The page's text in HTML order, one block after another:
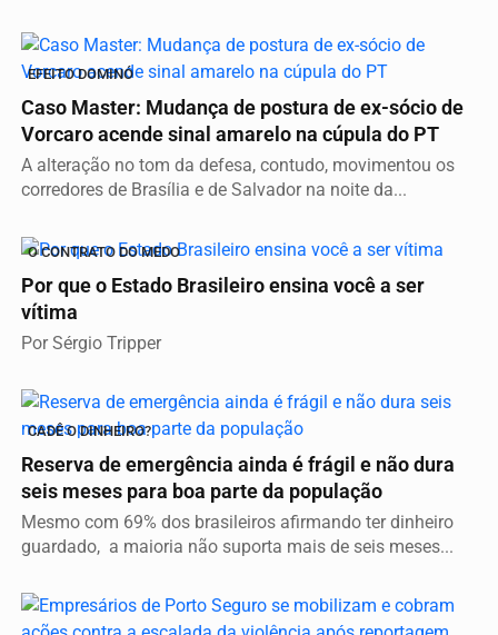
EFEITO DOMINÓ
Caso Master: Mudança de postura de ex-sócio de
Vorcaro acende sinal amarelo na cúpula do PT
A alteração no tom da defesa, contudo, movimentou os
corredores de Brasília e de Salvador na noite da...
O CONTRATO DO MEDO
Por que o Estado Brasileiro ensina você a ser
vítima
Por Sérgio Tripper
CADÊ O DINHEIRO?
Reserva de emergência ainda é frágil e não dura
seis meses para boa parte da população
Mesmo com 69% dos brasileiros afirmando ter dinheiro
guardado, a maioria não suporta mais de seis meses...